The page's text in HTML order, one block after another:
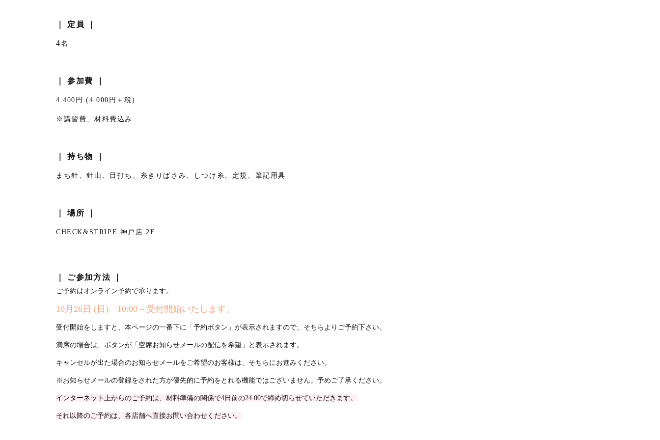
｜ 定員 ｜
4名
｜ 参加費 ｜
4.400円 (4.000円＋税)
※講習費、材料費込み
｜ 持ち物 ｜
まち針、針山、目打ち、糸きりばさみ、しつけ糸、定規、筆記用具
｜ 場所 ｜
CHECK&STRIPE 神戸店 2F
｜ ご参加方法 ｜
ご予約はオンライン予約で承ります。
10月26日 (日) 10:00～受付開始いたします。
受付開始をしますと、本ページの一番下に「予約ボタン」が表示されますので、そちらよりご予約下さい。
満席の場合は、ボタンが「空席お知らせメールの配信を希望」と表示されます。
キャンセルが出た場合のお知らせメールをご希望のお客様は、そちらにお進みください。
※お知らせメールの登録をされた方が優先的に予約をとれる機能ではございません。予めご了承ください。
インターネット上からのご予約は、材料準備の関係で4日前の24:00で締め切らせていただきます。
それ以降のご予約は、各店舗へ直接お問い合わせください。